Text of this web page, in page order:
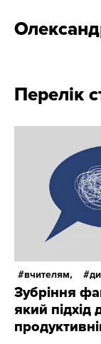
Перелік
вчителям,
Зубріння
який підхід